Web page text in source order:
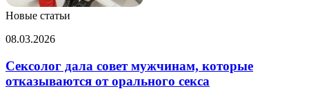
Новые статьи
Сексолог
совет
мужчинам,
которые
08.03.2026
Сексолог дала совет мужчинам, которые
отказываются от орального секса